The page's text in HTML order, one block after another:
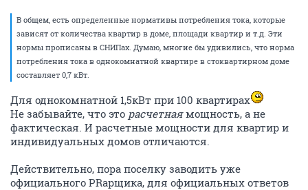
В общем, есть определенные нормативы потребления тока, которые
зависят от количества квартир в доме, площади квартир и т.д. Эти
нормы прописаны в СНИПах. Думаю, многие бы удивились, что норма
потребления тока в однокомнатной квартире в стоквартирном доме
составляет 0,7 кВт.
Для однокомнатной 1,5кВт при 100 квартирах
Не забывайте, что это расчетнаямощность, а не
фактическая. И расчетные мощности для квартир и
индивидуальных домов отличаются.
Действительно, пора поселку заводить уже
официального PRарщика, для официальных ответов